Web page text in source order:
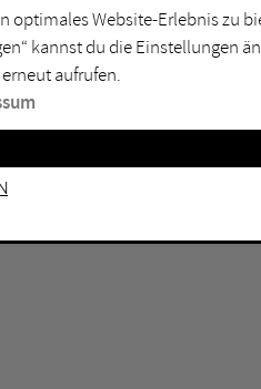
Mülheim an
Oberhausen
Unna
Witten
optimales Website-Erlebnis zu
kannst du die Einstellungen
aufrufen.